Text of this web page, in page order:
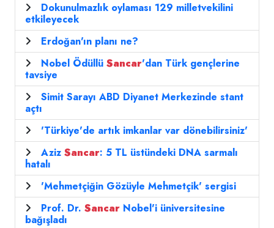
Dokunulmazlık oylaması 129 milletvekilini
etkileyecek
Erdoğan'ın planı ne?
Nobel Ödüllü Sancar'dan Türk gençlerine
tavsiye
Simit Sarayı ABD Diyanet Merkezinde stant
açtı
'Türkiye'de artık imkanlar var dönebilirsiniz'
Aziz Sancar: 5 TL üstündeki DNA sarmalı
hatalı
'Mehmetçiğin Gözüyle Mehmetçik' sergisi
Prof. Dr. Sancar Nobel'i üniversitesine
bağışladı